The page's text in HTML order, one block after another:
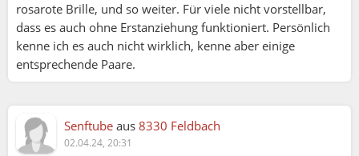
rosarote Brille, und so weiter. Für viele nicht vorstellbar,
dass es auch ohne Erstanziehung funktioniert. Persönlich
kenne ich es auch nicht wirklich, kenne aber einige
entsprechende Paare.
Senftube aus 8330 Feldbach
02.04.24, 20:31